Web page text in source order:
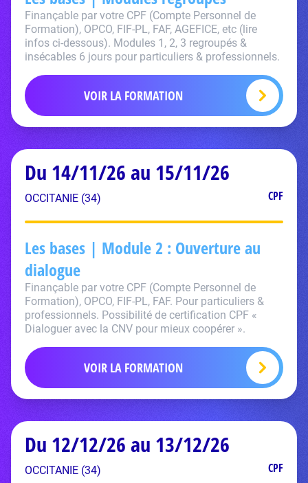
Finançable par votre CPF (Compte Personnel de
Formation), OPCO, FIF-PL, FAF, AGEFICE, etc (lire
infos ci-dessous). Modules 1, 2, 3 regroupés &
insécables 6 jours pour particuliers & professionnels.
VOIR LA FORMATION
Du 14/11/26 au 15/11/26
OCCITANIE (34) CPF
Les bases | Module 2 : Ouverture au
dialogue
Finançable par votre CPF (Compte Personnel de
Formation), OPCO, FIF-PL, FAF. Pour particuliers &
professionnels. Possibilité de certification CPF «
Dialoguer avec la CNV pour mieux coopérer ».
VOIR LA FORMATION
Du 12/12/26 au 13/12/26
OCCITANIE (34) CPF